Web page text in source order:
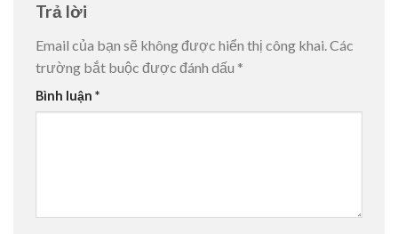
Trả lời
Email của bạn sẽ không được hiển thị công khai.Các
trường bắt buộc được đánh dấu *
Bình luận *